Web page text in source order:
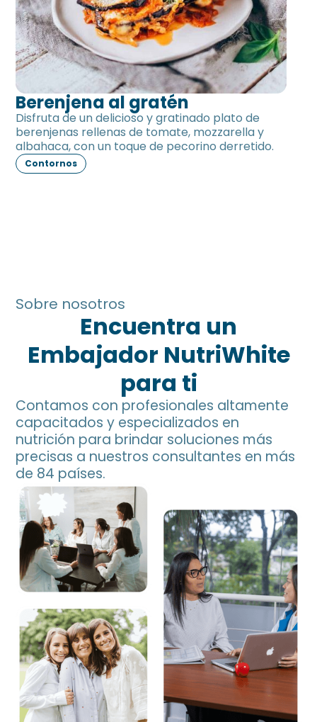
Berenjena al gratén
Disfruta de un delicioso y gratinado plato de
berenjenas rellenas de tomate, mozzarella y
albahaca, con un toque de pecorino derretido.
Contornos
Sobre nosotros
Encuentra un
Embajador NutriWhite
para ti
Contamos con profesionales altamente
capacitados y especializados en
nutrición para brindar soluciones más
precisas a nuestros consultantes en más
de 84 países.